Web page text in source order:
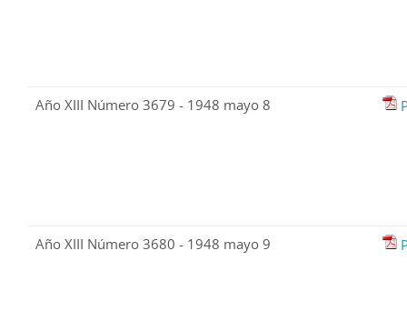
Año XIII Número 3679 - 1948 mayo 8
Año XIII Número 3680 - 1948 mayo 9